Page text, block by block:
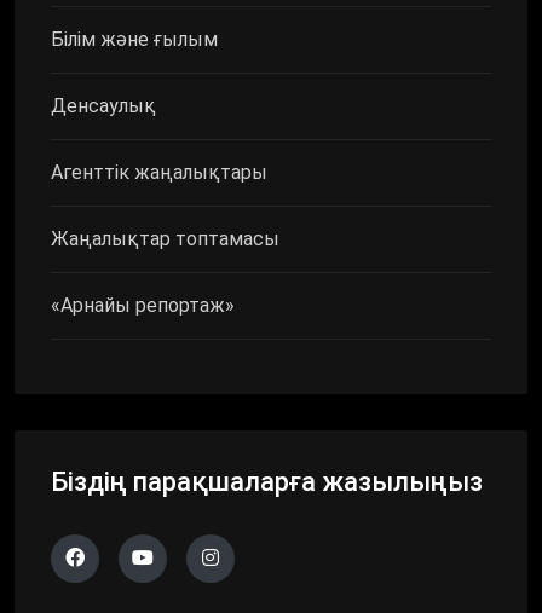
Білім және ғылым
Денсаулық
Агенттік жаңалықтары
Жаңалықтар топтамасы
«Арнайы репортаж»
Біздің парақшаларға жазылыңыз